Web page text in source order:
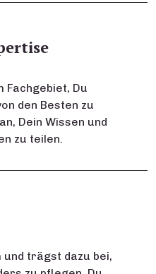
Fachgebiet, Du
den Besten zu
Dein Wissen und
zu teilen.
trägst dazu bei,